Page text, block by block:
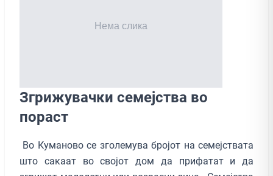
Згрижувачки семејства во
пораст
Во Куманово се зголемува бројот на семејствата
што сакаат во својот дом да прифатат и да